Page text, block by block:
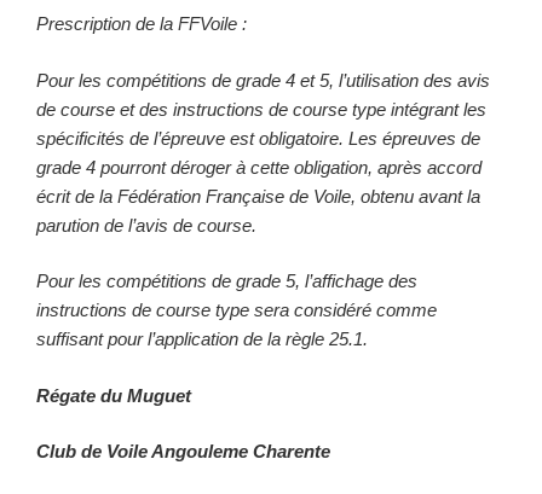
Prescription de la FFVoile :
Pour les compétitions de grade 4 et 5, l’utilisation des avis
de course et des instructions de course type intégrant les
spécificités de l’épreuve est obligatoire. Les épreuves de
grade 4 pourront déroger à cette obligation, après accord
écrit de la Fédération Française de Voile, obtenu avant la
parution de l’avis de course.
Pour les compétitions de grade 5, l’affichage des
instructions de course type sera considéré comme
suffisant pour l’application de la règle 25.1.
Régate du Muguet
Club de Voile Angouleme Charente